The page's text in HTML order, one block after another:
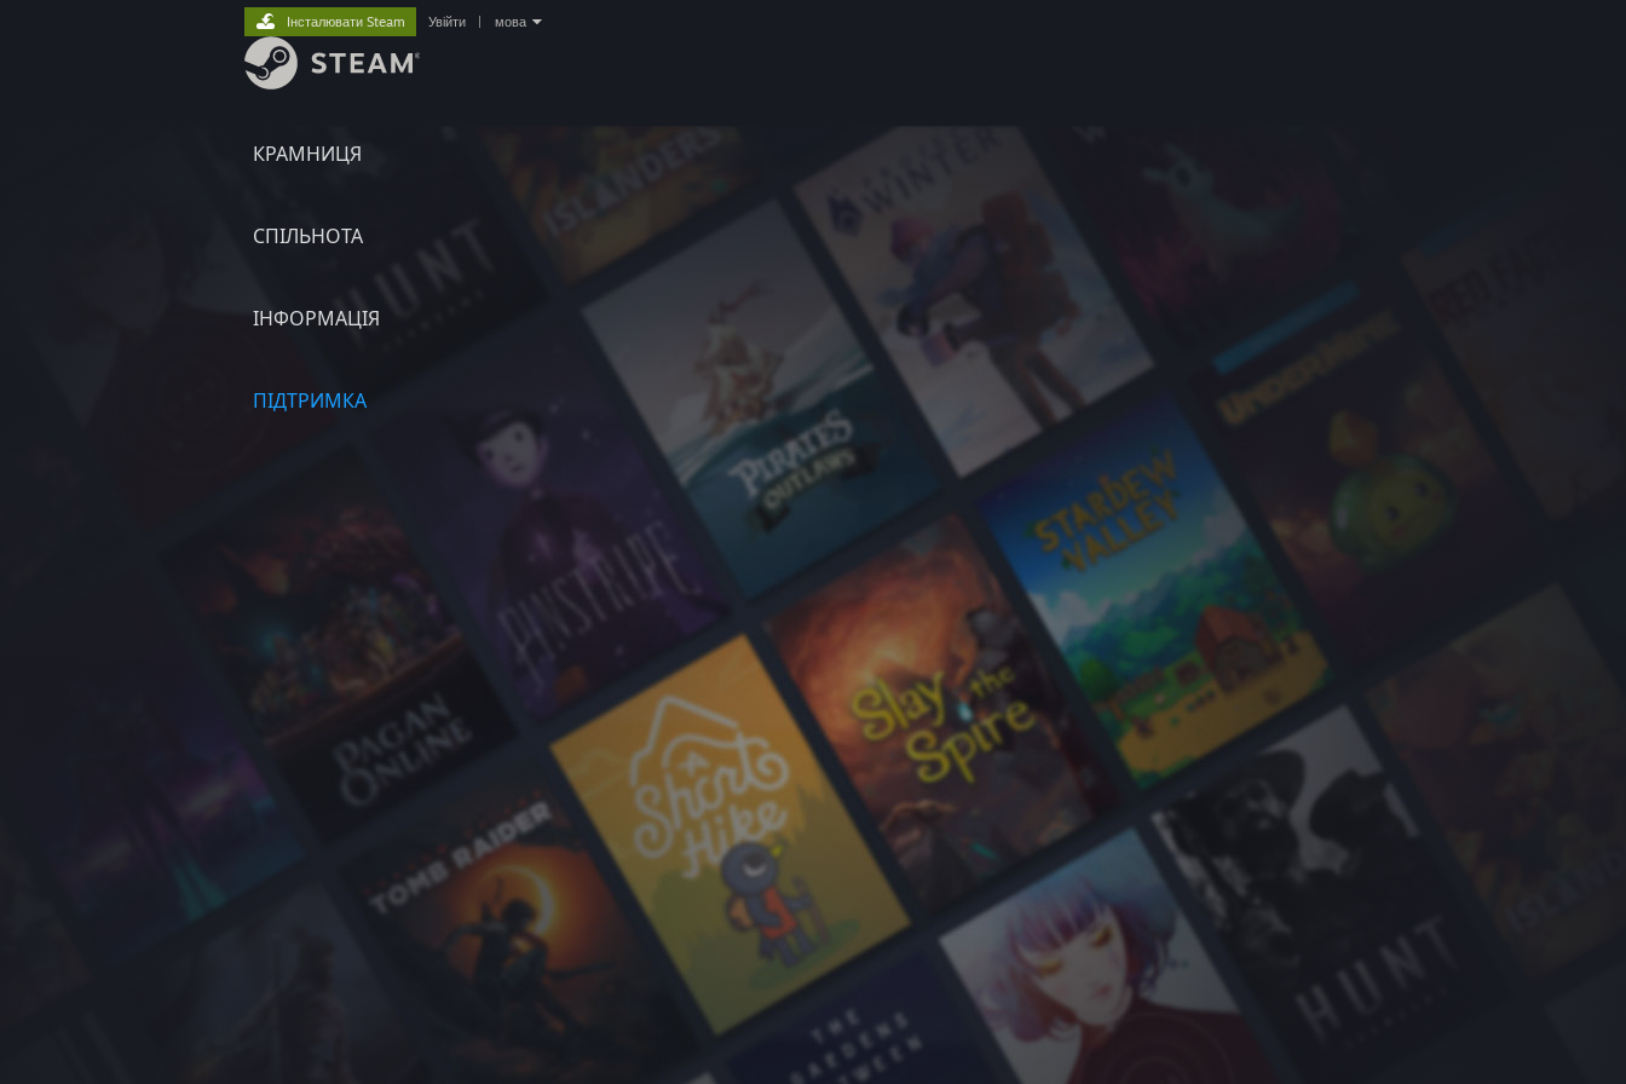
КРАМНИЦЯ
СПІЛЬНОТА
ІНФОРМАЦІЯ
ПІДТРИМКА
Інсталювати Steam Увійти мова